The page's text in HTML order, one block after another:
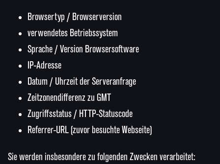
Browsertyp / Browserversion
verwendetes Betriebssystem
Sprache / Version Browsersoftware
IP-Adresse
Datum / Uhrzeit der Serveranfrage
Zeitzonendifferenz zu GMT
Zugriffsstatus / HTTP-Statuscode
Referrer-URL (zuvor besuchte Webseite)
Sie werden insbesondere zu folgenden Zwecken verarbeitet: